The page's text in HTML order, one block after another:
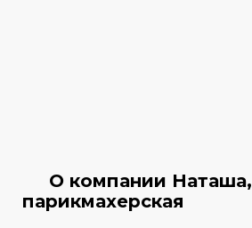
О компании Наташа,
парикмахерская